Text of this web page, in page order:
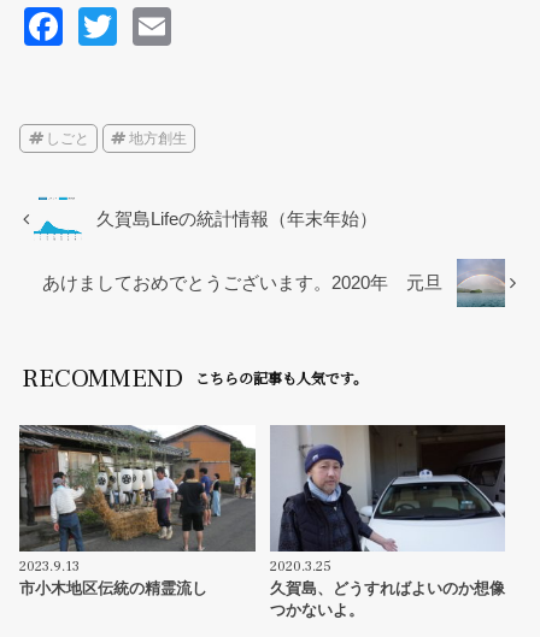
F
e
o
k
T
er
しごと 地方創生
久賀島Lifeの統計情報（年末年始）
あけましておめでとうございます。2020年 元旦
RECOMMEND こちらの記事も人気です。
2023.9.13
市小木地区伝統の精霊流し
2020.3.25
久賀島、どうすればよいのか想像
つかないよ。